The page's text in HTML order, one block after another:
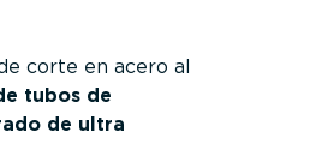
corte en acero al
tubos de
de ultra